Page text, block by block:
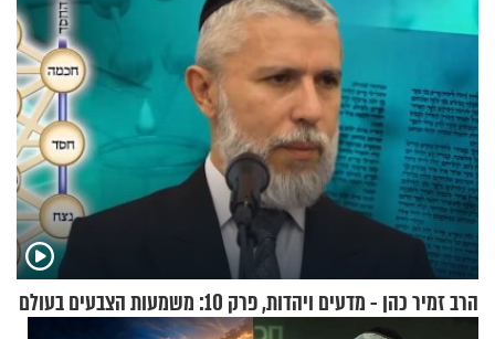
הרב זמיר כהן - מדעים ויהדות, פרק 10: משמעות הצבעים בעולם